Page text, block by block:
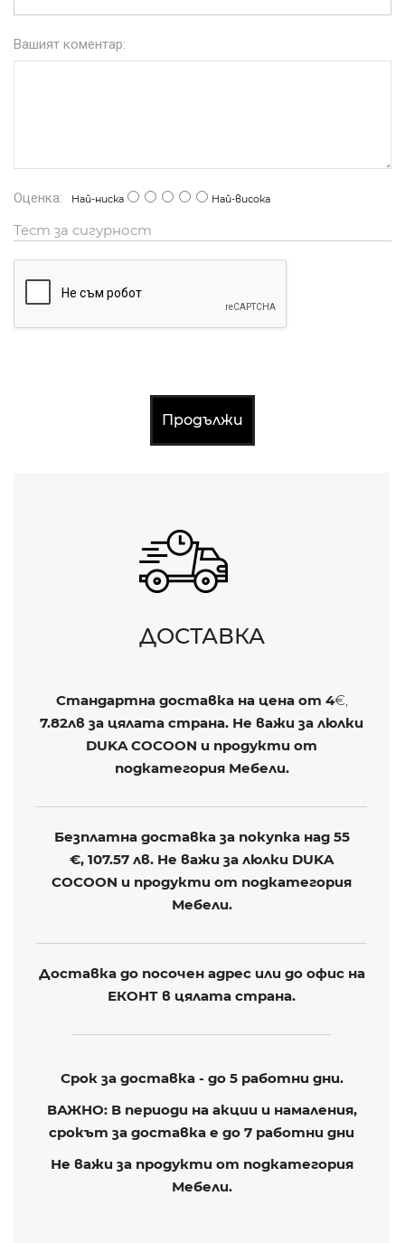
Вашият коментар:
Оценка: Най-ниска Най-висока
Тест за сигурност
Продължи
ДОСТАВКА
Стандартна доставка на цена от 4€,
7.82лв за цялата страна. Не важи за люлки
DUKA COCOON и продукти от
подкатегория Мебели.
Безплатна доставка за покупка над 55
€, 107.57 лв. Не важи за люлки DUKA
COCOON и продукти от подкатегория
Мебели.
Доставка до посочен адрес или до офис на
ЕКОНТ в цялата страна.
Срок за доставка - до 5 работни дни.
ВАЖНО: В периоди на акции и намаления,
срокът за доставка е до 7 работни дни
Не важи за продукти от подкатегория
Мебели.